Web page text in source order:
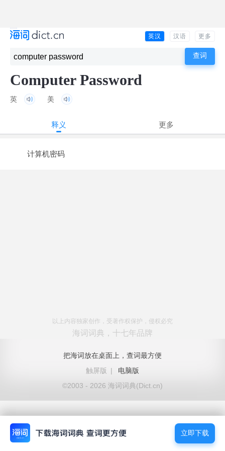
英汉 汉语 更多
Computer Password
英 美
释义 更多
计算机密码
以上内容独家创作，受著作权保护，侵权必究
海词词典，十七年品牌
把海词放在桌面上，查词最方便
触屏版
|
电脑版
©2003 - 2026 海词词典(Dict.cn)
立即下载
立即下载